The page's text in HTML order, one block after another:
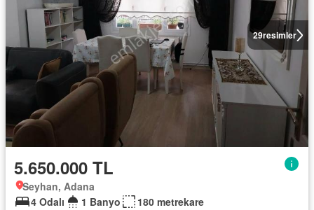
29resimler
5.650.000 TL
Seyhan, Adana
4 Odalı
1 Banyo
180 metrekare